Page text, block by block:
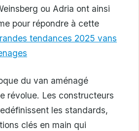
ou Adria ont ainsi
pour répondre à cette
tendances 2025 vans
du van aménagé
révolue. Les constructeurs
les standards,
clés en main qui